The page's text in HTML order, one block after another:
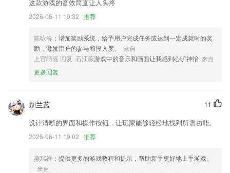
如七而至，全新起航，QQ阅读V0带给你全新的体验
修复商品待出入库数量展示错误的BUG
6：待办提醒时间轴的事项可以移动到其他同类型便签。
完善了地址库信息。
启用全新底层框架。
分评论，说出您的使用经历，以帮助我们更好的对产品进行优化修改。
这款游戏的音效简直让人头疼
2026-06-11 19:32 推荐
陈咏春 ：增加奖励系统，给予用户完成任务或达到一定成就时的奖
励，激发用户的参与和投入度。
来自
上官晴嘉 回复 石江薇游戏中的音乐和画面让我感到心旷神怡 来自
更多回复
11
别兰蓝
设计清晰的界面和操作按钮，让玩家能够轻松地找到所需功能。
2026-06-11 19:02 推荐
燕瑞祥 ：提供更多的游戏教程和提示，帮助新手更好地上手游戏。
来自